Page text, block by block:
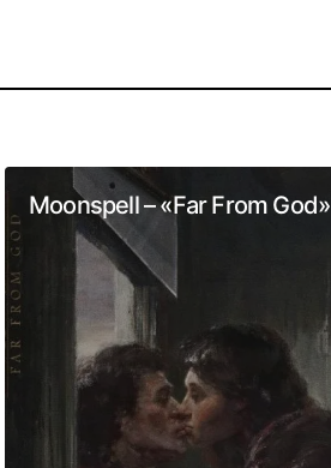
Moonspell – «Far From God»